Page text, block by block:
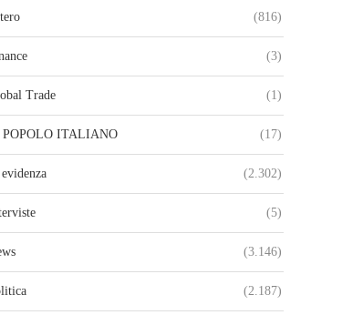
(816)
(3)
Trade (1)
ITALIANO (17)
(2.302)
(5)
(3.146)
(2.187)